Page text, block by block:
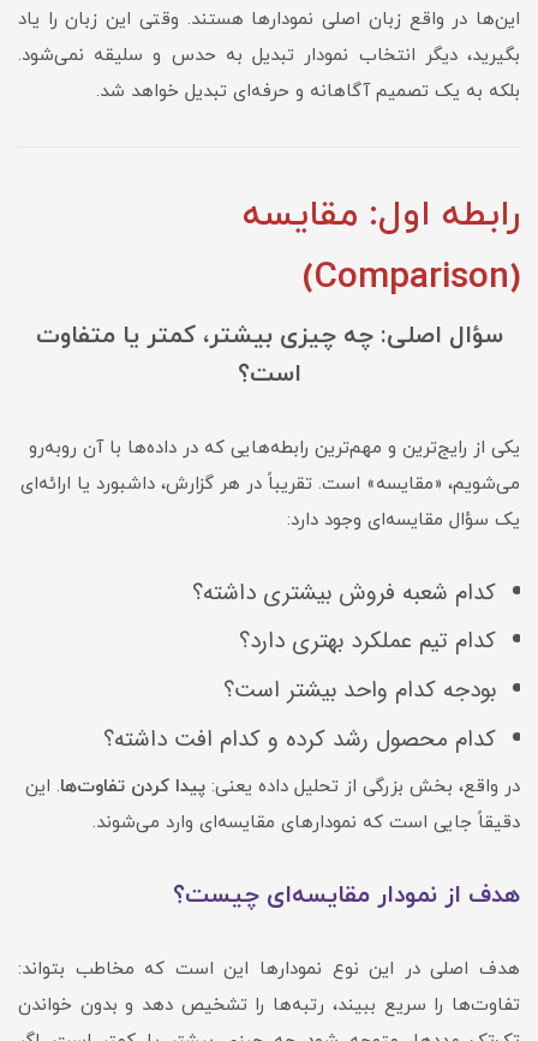
این‌ها در واقع زبان اصلی نمودارها هستند. وقتی این زبان را یاد
بگیرید، دیگر انتخاب نمودار تبدیل به حدس و سلیقه نمی‌شود.
بلکه به یک تصمیم آگاهانه و حرفه‌ای تبدیل خواهد شد.
رابطه اول: مقایسه
(Comparison)
سؤال اصلی: چه چیزی بیشتر، کمتر یا متفاوت
است؟
یکی از رایج‌ترین و مهم‌ترین رابطه‌هایی که در داده‌ها با آن روبه‌رو
می‌شویم، «مقایسه» است. تقریباً در هر گزارش، داشبورد یا ارائه‌ای
یک سؤال مقایسه‌ای وجود دارد:
کدام شعبه فروش بیشتری داشته؟
کدام تیم عملکرد بهتری دارد؟
بودجه کدام واحد بیشتر است؟
کدام محصول رشد کرده و کدام افت داشته؟
در واقع، بخش بزرگی از تحلیل داده یعنی: پیدا کردن تفاوت‌ها. این
دقیقاً جایی است که نمودارهای مقایسه‌ای وارد می‌شوند.
هدف از نمودار مقایسه‌ای چیست؟
هدف اصلی در این نوع نمودارها این است که مخاطب بتواند:
تفاوت‌ها را سریع ببیند، رتبه‌ها را تشخیص دهد و بدون خواندن